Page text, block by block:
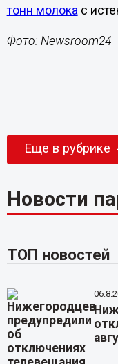
тонн молока с
Фото: Newsroom24
Еще в рубрике
Новости
ТОП новостей